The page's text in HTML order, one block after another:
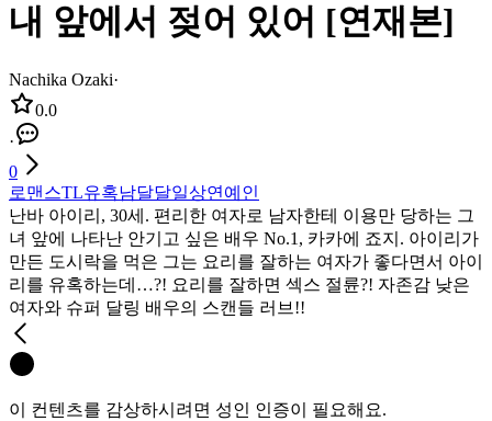
내 앞에서 젖어 있어 [연재본]
Nachika Ozaki·
0.0
·
0
로맨스TL유혹남달달일상연예인
난바 아이리, 30세. 편리한 여자로 남자한테 이용만 당하는 그
녀 앞에 나타난 안기고 싶은 배우 No.1, 카카에 죠지. 아이리가
만든 도시락을 먹은 그는 요리를 잘하는 여자가 좋다면서 아이
리를 유혹하는데…?! 요리를 잘하면 섹스 절륜?! 자존감 낮은
여자와 슈퍼 달링 배우의 스캔들 러브!!
이 컨텐츠를 감상하시려면 성인 인증이 필요해요.